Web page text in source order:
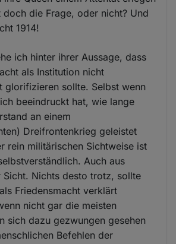
doch die Frage, oder nicht? Und
1914!
ich hinter ihrer Aussage, dass
als Institution nicht
glorifizieren sollte. Selbst wenn
beeindruckt hat, wie lange
an einem
Dreifrontenkrieg geleistet
rein militärischen Sichtweise ist
Auch aus
Sicht. Nichts desto trotz, sollte
Friedensmacht verklärt
nicht gar die meisten
sich dazu gezwungen gesehen
Befehlen der